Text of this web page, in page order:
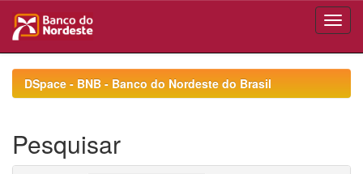
navigationDSpace - BNB - Banco do Nordeste do Brasil
Pesquisar